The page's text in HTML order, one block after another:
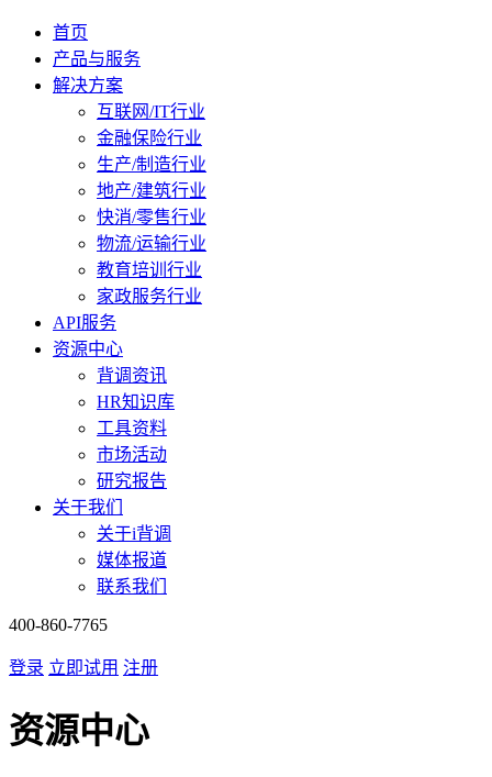
首页
产品与服务
解决方案
互联网/IT行业
金融保险行业
生产/制造行业
地产/建筑行业
快消/零售行业
物流/运输行业
教育培训行业
家政服务行业
API服务
资源中心
背调资讯
HR知识库
工具资料
市场活动
研究报告
关于我们
关于i背调
媒体报道
联系我们
400-860-7765
登录 立即试用 注册
资源中心